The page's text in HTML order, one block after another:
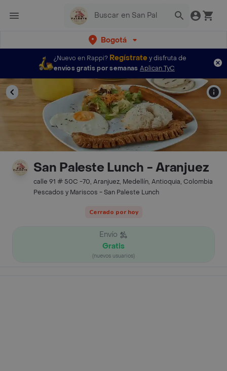
Bogotá
¿Nuevo en Rappi? Regístratey disfruta de
envíos gratis por semanas Aplican TyC
San Paleste Lunch - Aranjuez
calle 91 # 50C -70, Aranjuez, Medellín, Antioquia, Colombia
Pescados y Mariscos - San Paleste Lunch
Cerrado por hoy
Envío
Gratis
(nuevos usuarios)